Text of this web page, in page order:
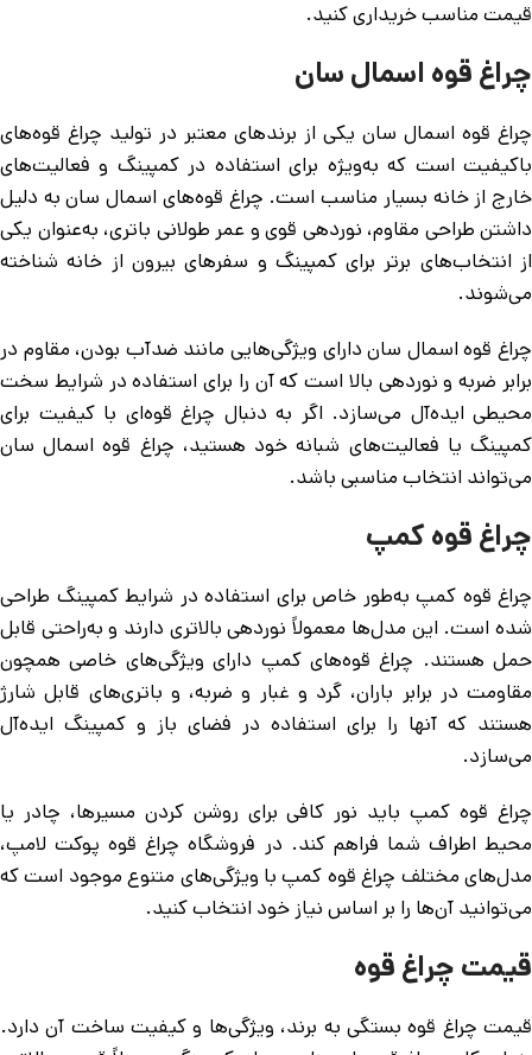
قیمت مناسب خریداری کنید.
چراغ قوه اسمال سان
چراغ قوه اسمال سان یکی از برندهای معتبر در تولید چراغ قوه‌های
باکیفیت است که به‌ویژه برای استفاده در کمپینگ و فعالیت‌های
خارج از خانه بسیار مناسب است. چراغ قوه‌های اسمال سان به دلیل
داشتن طراحی مقاوم، نوردهی قوی و عمر طولانی باتری، به‌عنوان یکی
از انتخاب‌های برتر برای کمپینگ و سفرهای بیرون از خانه شناخته
می‌شوند.
چراغ قوه اسمال سان دارای ویژگی‌هایی مانند ضدآب بودن، مقاوم در
برابر ضربه و نوردهی بالا است که آن را برای استفاده در شرایط سخت
محیطی ایده‌آل می‌سازد. اگر به دنبال چراغ قوه‌ای با کیفیت برای
کمپینگ یا فعالیت‌های شبانه خود هستید، چراغ قوه اسمال سان
می‌تواند انتخاب مناسبی باشد.
چراغ قوه کمپ
چراغ قوه کمپ به‌طور خاص برای استفاده در شرایط کمپینگ طراحی
شده است. این مدل‌ها معمولاً نوردهی بالاتری دارند و به‌راحتی قابل
حمل هستند. چراغ قوه‌های کمپ دارای ویژگی‌های خاصی همچون
مقاومت در برابر باران، گرد و غبار و ضربه، و باتری‌های قابل شارژ
هستند که آنها را برای استفاده در فضای باز و کمپینگ ایده‌آل
می‌سازد.
چراغ قوه کمپ باید نور کافی برای روشن کردن مسیرها، چادر یا
محیط اطراف شما فراهم کند. در فروشگاه چراغ قوه پوکت لامپ،
مدل‌های مختلف چراغ قوه کمپ با ویژگی‌های متنوع موجود است که
می‌توانید آن‌ها را بر اساس نیاز خود انتخاب کنید.
قیمت چراغ قوه
قیمت چراغ قوه بستگی به برند، ویژگی‌ها و کیفیت ساخت آن دارد.